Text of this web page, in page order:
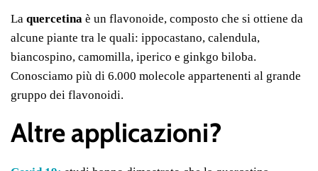
La quercetina è un flavonoide, composto che si ottiene da
alcune piante tra le quali: ippocastano, calendula,
biancospino, camomilla, iperico e ginkgo biloba.
Conosciamo più di 6.000 molecole appartenenti al grande
gruppo dei flavonoidi.
Altre applicazioni?